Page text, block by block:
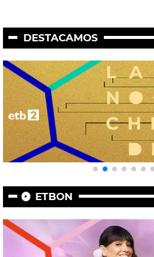
DESTACAMOS
ETBON